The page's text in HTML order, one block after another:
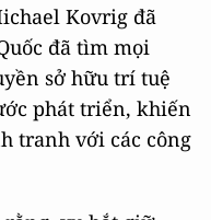
Kovrig đã
đã tìm mọi
sở hữu trí tuệ
phát triển, khiến
tranh với các công